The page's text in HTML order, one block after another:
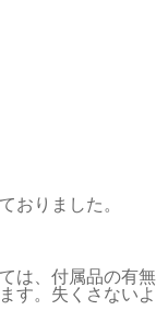
おりました。
は、付属品の有無
す。失くさないよ